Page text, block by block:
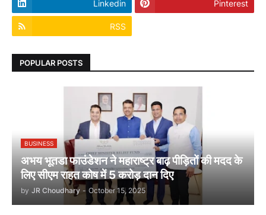
Linkedin Pinterest
RSS
POPULAR POSTS
BUSINESS
अभय भूतडा फाउंडेशन ने महाराष्ट्र बाढ़ पीड़ितों की मदद के
लिए सीएम राहत कोष में 5 करोड़ दान दिए
by JR Choudhary - October 15, 2025